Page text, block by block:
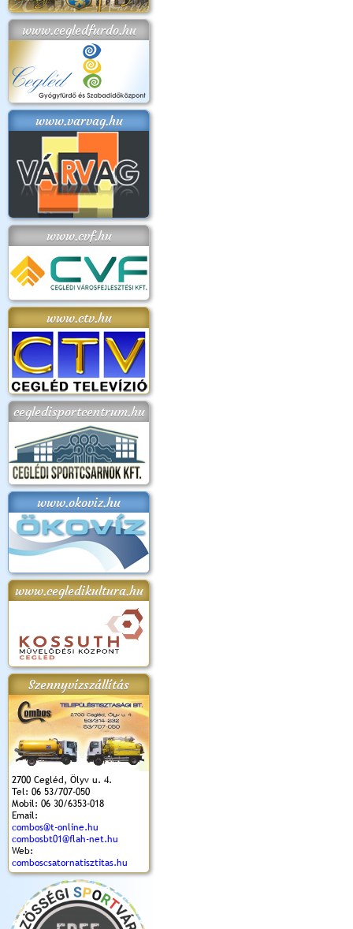
www.cegledfurdo.hu
www.varvag.hu
www.cvf.hu
www.ctv.hu
cegledisportcentrum.hu
www.okoviz.hu
www.cegledikultura.hu
Szennyvízszállítás
2700 Cegléd, Ölyv u. 4.
Tel: 06 53/707-050
Mobil: 06 30/6353-018
Email:
combos@t-online.hu
combosbt01@flah-net.hu
Web:
comboscsatornatisztitas.hu
2018.
Kossuth Toborzó
Ünnepély
Szent István Ünnepe
(2017. 08. 20.)